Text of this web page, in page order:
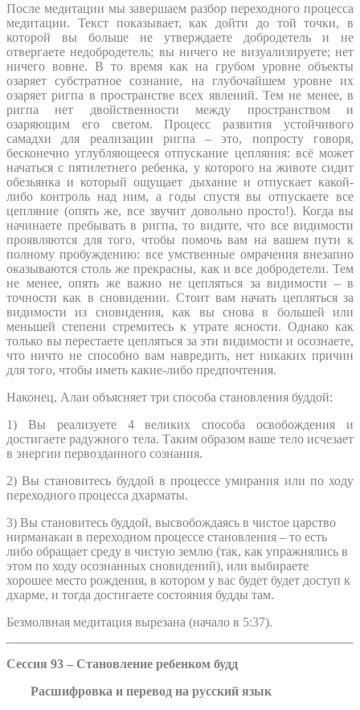
После медитации мы завершаем разбор переходного процесса
медитации. Текст показывает, как дойти до той точки, в
которой вы больше не утверждаете добродетель и не
отвергаете недобродетель; вы ничего не визуализируете; нет
ничего вовне. В то время как на грубом уровне объекты
озаряет субстратное сознание, на глубочайшем уровне их
озаряет ригпа в пространстве всех явлений. Тем не менее, в
ригпа нет двойственности между пространством и
озаряющим его светом. Процесс развития устойчивого
самадхи для реализации ригпа – это, попросту говоря,
бесконечно углубляющееся отпускание цепляния: всё может
начаться с пятилетнего ребенка, у которого на животе сидит
обезьянка и который ощущает дыхание и отпускает какой-
либо контроль над ним, а годы спустя вы отпускаете все
цепляние (опять же, все звучит довольно просто!). Когда вы
начинаете пребывать в ригпа, то видите, что все видимости
проявляются для того, чтобы помочь вам на вашем пути к
полному пробуждению: все умственные омрачения внезапно
оказываются столь же прекрасны, как и все добродетели. Тем
не менее, опять же важно не цепляться за видимости – в
точности как в сновидении. Стоит вам начать цепляться за
видимости из сновидения, как вы снова в большей или
меньшей степени стремитесь к утрате ясности. Однако как
только вы перестаете цепляться за эти видимости и осознаете,
что ничто не способно вам навредить, нет никаких причин
для того, чтобы иметь какие-либо предпочтения.
Наконец, Алан объясняет три способа становления буддой:
1) Вы реализуете 4 великих способа освобождения и
достигаете радужного тела. Таким образом ваше тело исчезает
в энергии первозданного сознания.
2) Вы становитесь буддой в процессе умирания или по ходу
переходного процесса дхарматы.
3) Вы становитесь буддой, высвобождаясь в чистое царство
нирманакаи в переходном процессе становления – то есть
либо обращает среду в чистую землю (так, как упражнялись в
этом по ходу осознанных сновидений), или выбираете
хорошее место рождения, в котором у вас будет будет доступ к
дхарме, и тогда достигаете состояния будды там.
Безмолвная медитация вырезана (начало в 5:37).
Сессия 93 – Становление ребенком будд
Расшифровка и перевод на русский язык